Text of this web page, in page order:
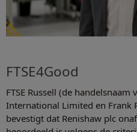
FTSE4Good
FTSE Russell (de handelsnaam
International Limited en Frank
bevestigt dat Renishaw plc